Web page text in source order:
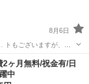
8月6日
もございますが、 マ
ス、トレーニング
ヶ月無料/祝金有/日
中